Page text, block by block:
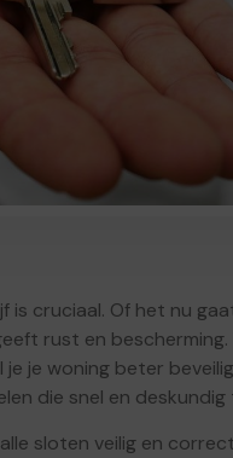
is cruciaal. Of het nu
rust en bescherming.
je woning beter
die snel en
sloten veilig en